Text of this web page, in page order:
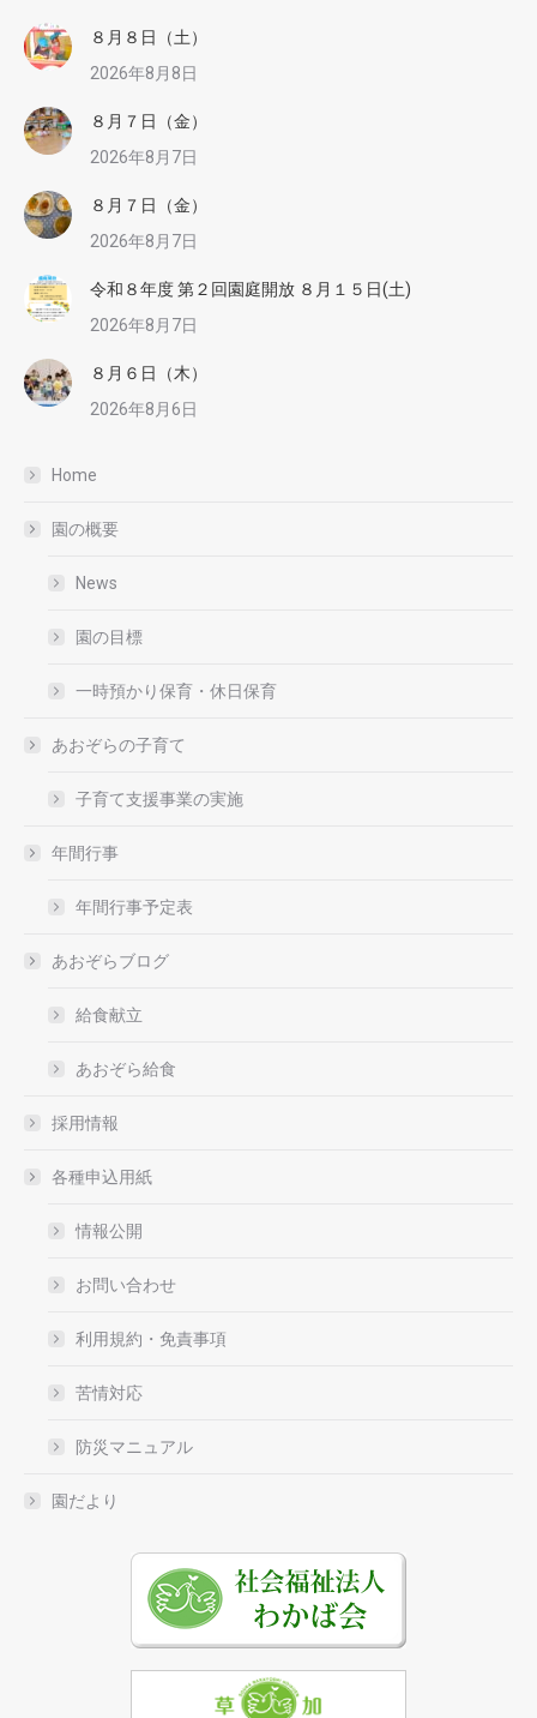
８月８日（土）
2026年8月8日
８月７日（金）
2026年8月7日
８月７日（金）
2026年8月7日
令和８年度 第２回園庭開放 ８月１５日(土)
2026年8月7日
８月６日（木）
2026年8月6日
Home
園の概要
News
園の目標
一時預かり保育・休日保育
あおぞらの子育て
子育て支援事業の実施
年間行事
年間行事予定表
あおぞらブログ
給食献立
あおぞら給食
採用情報
各種申込用紙
情報公開
お問い合わせ
利用規約・免責事項
苦情対応
防災マニュアル
園だより